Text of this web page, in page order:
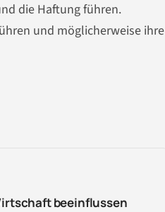
die Haftung führen.
und möglicherweise ihre
beeinflussen